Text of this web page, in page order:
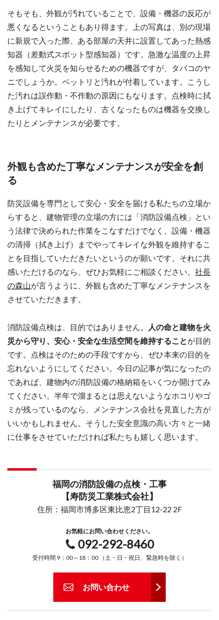
そもそも、外観が汚れていることで、設備・機器の反応が
悪くなるということもあり得ます。上の写真は、別の現場
に新規で入った際、ある部屋の天井に設置してあった熱感
知器（差動式スポット型感知器）です。急激な温度の上昇
を感知して火災を知らせるための機器ですが、タバコのヤ
ニでしょうか。ベットリと汚れが付着しています。こうし
た汚れは誤作動・不作動の原因にもなります。点検時に拭
き上げてキレイにしたり、古くなったものは機器を交換し
たりとメンテナンスが必要です。
外観も含めた丁寧なメンテナンスが安全を創
る
防災設備を専門として安心・安全を届ける私たちの立場か
らすると、建物管理の立場の方には「消防設備点検」とい
う法律で決められた作業をこなすだけでなく、設備・機器
の清掃（拭き上げ）までやってキレイな外観を維持するこ
とを目指していただきたいというのが願いです。それに共
感いただけるのなら、ぜひお気軽にご相談ください。 社長
の森山が言うように、外観も含めた丁寧なメンテナンスを
させていただきます。
消防設備点検は、目的ではありません。
人の命と建物を火
災から守り、安心・安全な生活空間を維持することが目的
です。点検はそのための手段ですから、ぜひ本来の目的を
忘れないようにしてください。今日の記事が気になったの
であれば、建物内の消防設備の格納箱をいくつか開けてみ
てください。半年で溜まるとは思えないようなホコリやゴ
ミが残っているのなら、メンテナンス会社を見直した方が
いいかもしれません。そうした安全意識の高い方々と一緒
に仕事をさせていただければ私たちも嬉しく思います。
福岡の消防設備の点検・工事
【寿防災工業株式会社】
住所：福岡市博多区東比恵2丁目12-22 2F
お気軽にお問い合わせください。
092-292-8460
受付時間 9：00～18：00 （土・日・祝日、緊急時を除く）
お問い合わせ